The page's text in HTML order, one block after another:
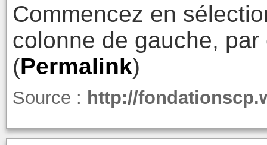
Commencez en
colonne de gauche,
(Permalink)
Source : http://